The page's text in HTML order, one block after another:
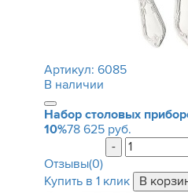
Артикул: 6085
В наличии
Набор столовых
10%78 625 руб.
-
Отзывы(0)
Купить в 1 клик